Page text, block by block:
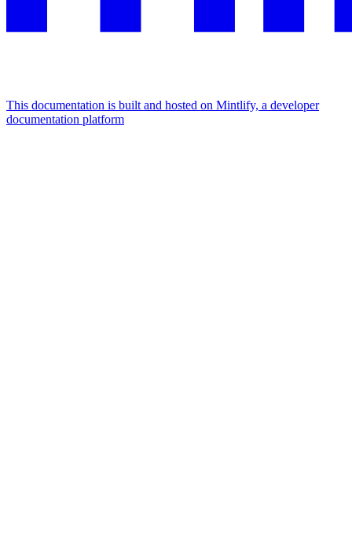
This documentation is built and hosted on Mintlify, a developer
documentation platform